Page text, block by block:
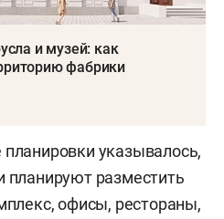
и музей: как
фабрики
указывалось,
планируют разместить
офисы, рестораны,